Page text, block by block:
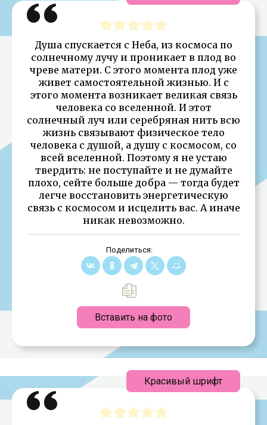
Душа спускается с Неба, из космоса по
солнечному лучу и проникает в плод во
чреве матери. С этого момента плод уже
живет самостоятельной жизнью. И с
этого момента возникает великая связь
человека со вселенной. И этот
солнечный луч или серебряная нить всю
жизнь связывают физическое тело
человека с душой, а душу с космосом, со
всей вселенной. Поэтому я не устаю
твердить: не поступайте и не думайте
плохо, сейте больше добра — тогда будет
легче восстановить энергетическую
связь с космосом и исцелить вас. А иначе
никак невозможно.
Поделиться:
Вставить на фото
Красивый шрифт